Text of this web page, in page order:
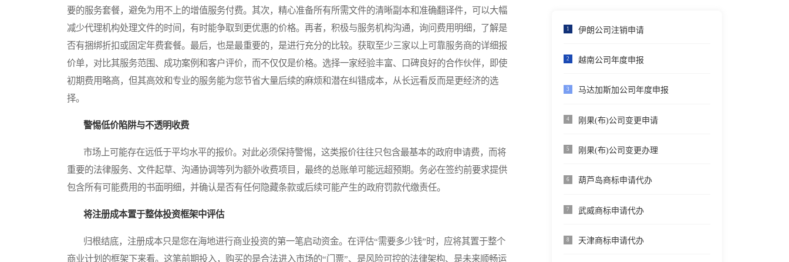
要的服务套餐，避免为用不上的增值服务付费。其次，精心准备所有所需文件的清晰副本和准确翻译件，可以大幅
减少代理机构处理文件的时间，有时能争取到更优惠的价格。再者，积极与服务机构沟通，询问费用明细，了解是
否有捆绑折扣或固定年费套餐。最后，也是最重要的，是进行充分的比较。获取至少三家以上可靠服务商的详细报
价单，对比其服务范围、成功案例和客户评价，而不仅仅是价格。选择一家经验丰富、口碑良好的合作伙伴，即使
初期费用略高，但其高效和专业的服务能为您节省大量后续的麻烦和潜在纠错成本，从长远看反而是更经济的选
择。
警惕低价陷阱与不透明收费
市场上可能存在远低于平均水平的报价。对此必须保持警惕，这类报价往往只包含最基本的政府申请费，而将
重要的法律服务、文件起草、沟通协调等列为额外收费项目，最终的总账单可能远超预期。务必在签约前要求提供
包含所有可能费用的书面明细，并确认是否有任何隐藏条款或后续可能产生的政府罚款代缴责任。
将注册成本置于整体投资框架中评估
归根结底，注册成本只是您在海地进行商业投资的第一笔启动资金。在评估“需要多少钱”时，应将其置于整个
商业计划的框架下来看。这笔前期投入，购买的是合法进入市场的“门票”、是风险可控的法律架构、是未来顺畅运
1 伊朗公司注销申请
2 越南公司年度申报
3 马达加斯加公司年度申报
4 刚果(布)公司变更申请
5 刚果(布)公司变更办理
6 葫芦岛商标申请代办
7 武威商标申请代办
8 天津商标申请代办